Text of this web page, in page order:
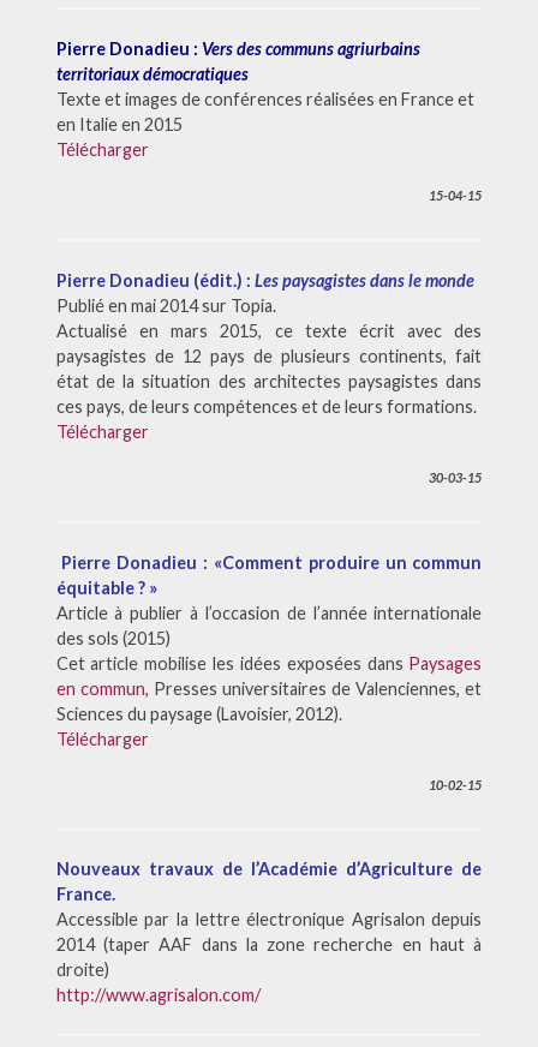
Pierre Donadieu : Vers des communs agriurbains
territoriaux démocratiques
Texte et images de conférences réalisées en France et
en Italie en 2015
Télécharger
15-04-15
Pierre Donadieu (édit.) : Les paysagistes dans le monde
Publié en mai 2014 sur Topia.
Actualisé en mars 2015, ce texte écrit avec des
paysagistes de 12 pays de plusieurs continents, fait
état de la situation des architectes paysagistes dans
ces pays, de leurs compétences et de leurs formations.
Télécharger
30-03-15
Pierre Donadieu : «Comment produire un commun
équitable ? »
Article à publier à l’occasion de l’année internationale
des sols (2015)
Cet article mobilise les idées exposées dans Paysages
en commun, Presses universitaires de Valenciennes, et
Sciences du paysage (Lavoisier, 2012).
Télécharger
10-02-15
Nouveaux travaux de l’Académie d’Agriculture de
France.
Accessible par la lettre électronique Agrisalon depuis
2014 (taper AAF dans la zone recherche en haut à
droite)
http://www.agrisalon.com/